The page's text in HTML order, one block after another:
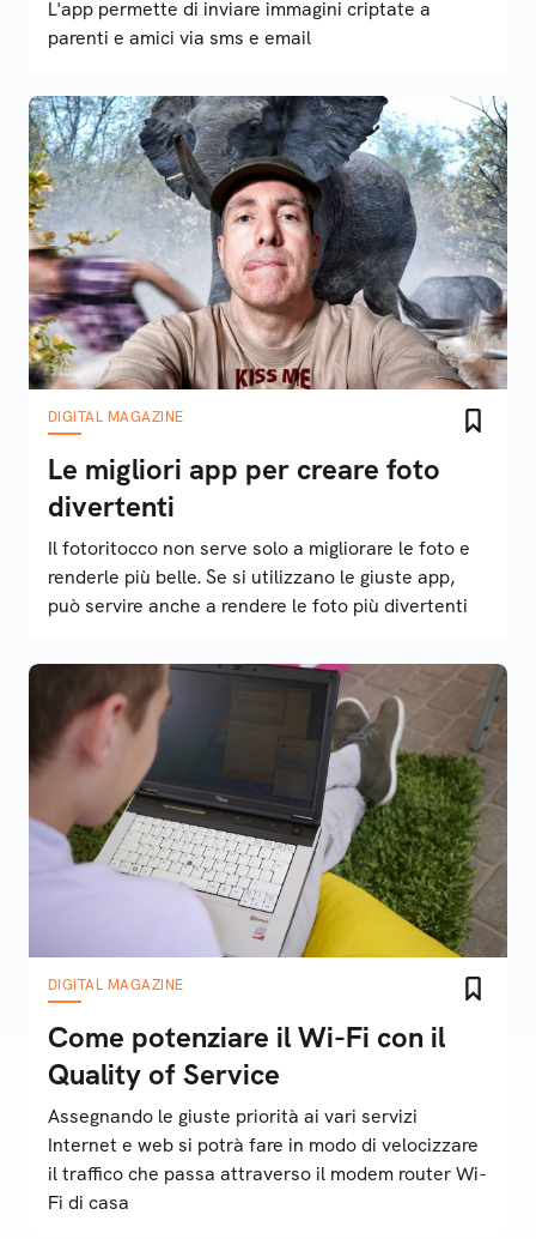
L'app permette di inviare immagini criptate a
parenti e amici via sms e email
DIGITAL MAGAZINE
Le migliori app per creare foto
divertenti
Il fotoritocco non serve solo a migliorare le foto e
renderle più belle. Se si utilizzano le giuste app,
può servire anche a rendere le foto più divertenti
DIGITAL MAGAZINE
Come potenziare il Wi-Fi con il
Quality of Service
Assegnando le giuste priorità ai vari servizi
Internet e web si potrà fare in modo di velocizzare
il traffico che passa attraverso il modem router Wi-
Fi di casa